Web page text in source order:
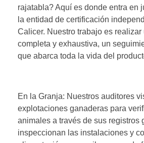
rajatabla? Aquí es donde entra en
la entidad de certificación
Calicer. Nuestro trabajo es realizar
completa y exhaustiva, un
que abarca toda la vida del
En la Granja: Nuestros auditores
explotaciones ganaderas para
animales a través de sus registros
inspeccionan las instalaciones y